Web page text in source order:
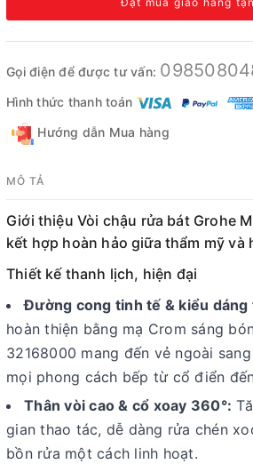
Gọi điện để được tư vấn:
Hình thức thanh toán
Hướng dẫn Mua hàng
MÔ TẢ
Giới thiệu Vòi chậu rửa bát Grohe
kết hợp hoàn hảo giữa thẩm mỹ và
Thiết kế thanh lịch, hiện đại
Đường cong tinh tế & kiểu dáng
hoàn thiện bằng mạ Crom sáng
32168000 mang đến vẻ ngoài
mọi phong cách bếp từ cổ điển
Thân vòi cao & cổ xoay 360°:
gian thao tác, dễ dàng rửa chén
bồn rửa một cách linh hoạt.